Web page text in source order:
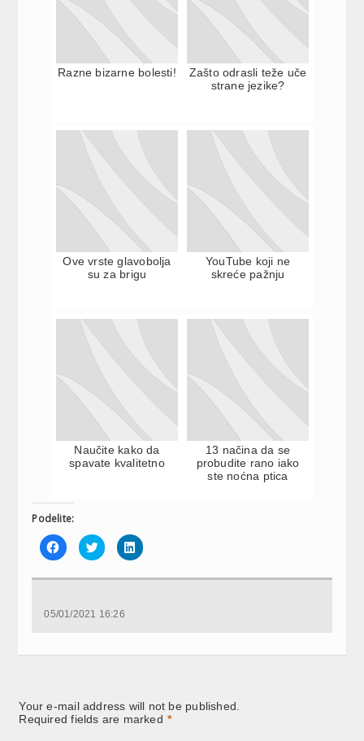
Razne bizarne bolesti!
Zašto odrasli teže uče
strane jezike?
Ove vrste glavobolja
su za brigu
YouTube koji ne
skreće pažnju
Naučite kako da
spavate kvalitetno
13 načina da se
probudite rano iako
ste noćna ptica
Podelite:
Click
to
share
Facebook
new
Click
to
share
Twitter
new
Click
to
LinkedIn
05/01/2021 16:26
Your e-mail address will not be published.
Required fields are marked *